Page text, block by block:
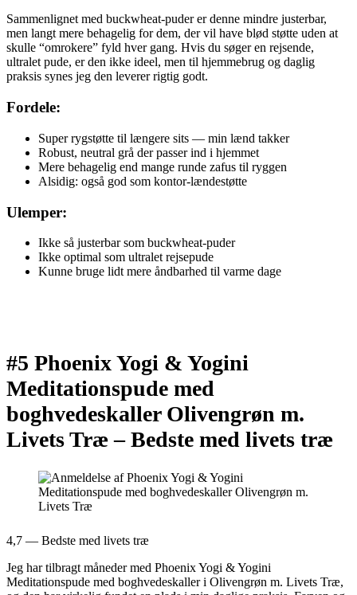
Sammenlignet med buckwheat-puder er denne mindre justerbar,
men langt mere behagelig for dem, der vil have blød støtte uden at
skulle “omrokere” fyld hver gang. Hvis du søger en rejsende,
ultralet pude, er den ikke ideel, men til hjemmebrug og daglig
praksis synes jeg den leverer rigtig godt.
Fordele:
Super rygstøtte til længere sits — min lænd takker
Robust, neutral grå der passer ind i hjemmet
Mere behagelig end mange runde zafus til ryggen
Alsidig: også god som kontor-lændestøtte
Ulemper:
Ikke så justerbar som buckwheat-puder
Ikke optimal som ultralet rejsepude
Kunne bruge lidt mere åndbarhed til varme dage
#5 Phoenix Yogi & Yogini
Meditationspude med
boghvedeskaller Olivengrøn m.
Livets Træ –Bedste med livets træ
4,7 — Bedste med livets træ
Jeg har tilbragt måneder med Phoenix Yogi & Yogini
Meditationspude med boghvedeskaller i Olivengrøn m. Livets Træ,